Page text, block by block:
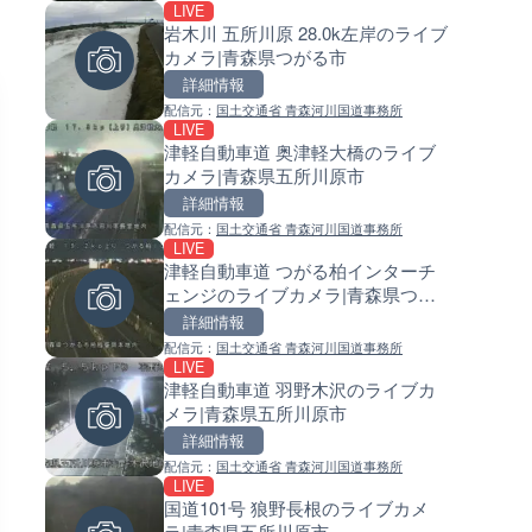
LIVE
岩木川 五所川原 28.0k左岸のライブ
カメラ|青森県つがる市
詳細情報
配信元： 国土交通省 青森河川国道事務所
LIVE
津軽自動車道 奥津軽大橋のライブ
カメラ|青森県五所川原市
詳細情報
配信元： 国土交通省 青森河川国道事務所
LIVE
津軽自動車道 つがる柏インターチ
ェンジのライブカメラ|青森県つが
る市詳細情報
配信元： 国土交通省 青森河川国道事務所
LIVE
津軽自動車道 羽野木沢のライブカ
メラ|青森県五所川原市
詳細情報
配信元： 国土交通省 青森河川国道事務所
LIVE
国道101号 狼野長根のライブカメ
知床峠展望台・国道334号付
イブカメラ|北海道羅臼町
配信元：一般国道334号斜里～ウトロ間
ごろごろ茶屋のライブカメラ|
県天川村
配信元：天川村役場
錦川 錦帯橋(錦帯橋のう飼乗
ライブカメラ|山口県岩国市
配信元：アイ・キャン制作G
TBSより羽田空港第1ターミナ
ライブカメラ|東京都大田区
配信元：TBS NEWS DIG Powered by
知内川 上開田橋のライブカメ
常呂川 鹿ノ子ダムのライブカ
北海道置戸町
配信元：国土交通省 北海道開発局
天塩川 岩尾内ダムのライブカ
北海道士別市
配信元：国土交通省 北海道開発局
東京都品川区南大井のライブ
ラ|東京都品川区
配信元：東京都品川区南大井ライブカメラ
道の駅さがのせきのライブカ
大分県大分市
配信元：道の駅さがのせきPPカム
松江自動車道 三次東JCT・イ